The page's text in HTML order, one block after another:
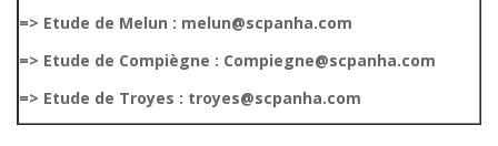
=> Etude de Melun : melun@scpanha.com
=> Etude de Compiègne : Compiegne@scpanha.com
=> Etude de Troyes : troyes@scpanha.com